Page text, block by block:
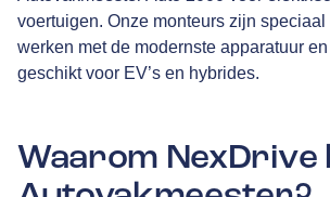
voertuigen. Onze monteurs zijn speciaal
werken met de modernste apparatuur
geschikt voor EV’s en hybrides.
Waarom NexDrive